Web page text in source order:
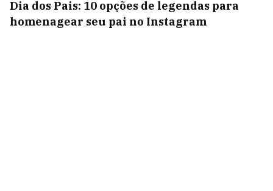
Dia dos Pais: 10 opções de legendas para
homenagear seu pai no Instagram